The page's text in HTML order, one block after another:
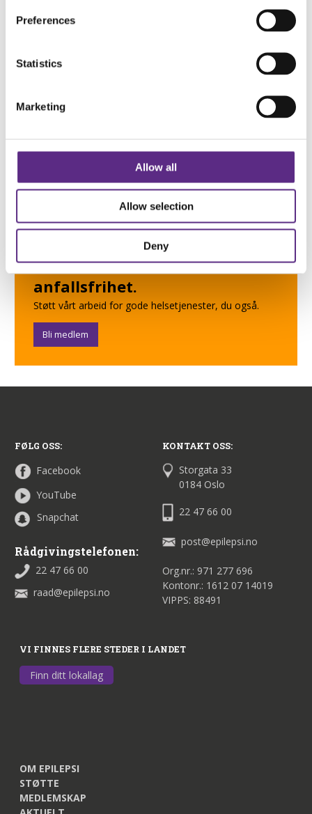
Preferences
Statistics
Marketing
Allow all
Allow selection
Deny
Alle med epilepsi bør være
sikret riktig oppfølging i
helsevesenet. God
epilepsibehandling handler om
mer enn jakten på
anfallsfrihet.
Støtt vårt arbeid for gode helsetjenester, du også.
Bli medlem
FØLG OSS:
Facebook
YouTube
Snapchat
Rådgivingstelefonen:
22 47 66 00
raad@epilepsi.no
KONTAKT OSS:
Storgata 33
0184 Oslo
22 47 66 00
post@epilepsi.no
Org.nr.: 971 277 696
Kontonr.: 1612 07 14019
VIPPS: 88491
VI FINNES FLERE STEDER I LANDET
Finn ditt lokallag
OM EPILEPSI
STØTTE
MEDLEMSKAP